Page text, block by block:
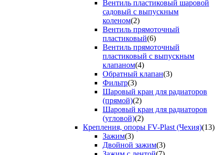
Вентиль пластиковый шаровой
садовый с выпускным
коленом(2)
Вентиль прямоточный
пластиковый(6)
Вентиль прямоточный
пластиковый с выпускным
клапаном(4)
Обратный клапан(3)
Фильтр(3)
Шаровый кран для радиаторов
(прямой)(2)
Шаровый кран для радиаторов
(угловой)(2)
Крепления, опоры FV-Plast (Чехия)(13)
Зажим(3)
Двойной зажим(3)